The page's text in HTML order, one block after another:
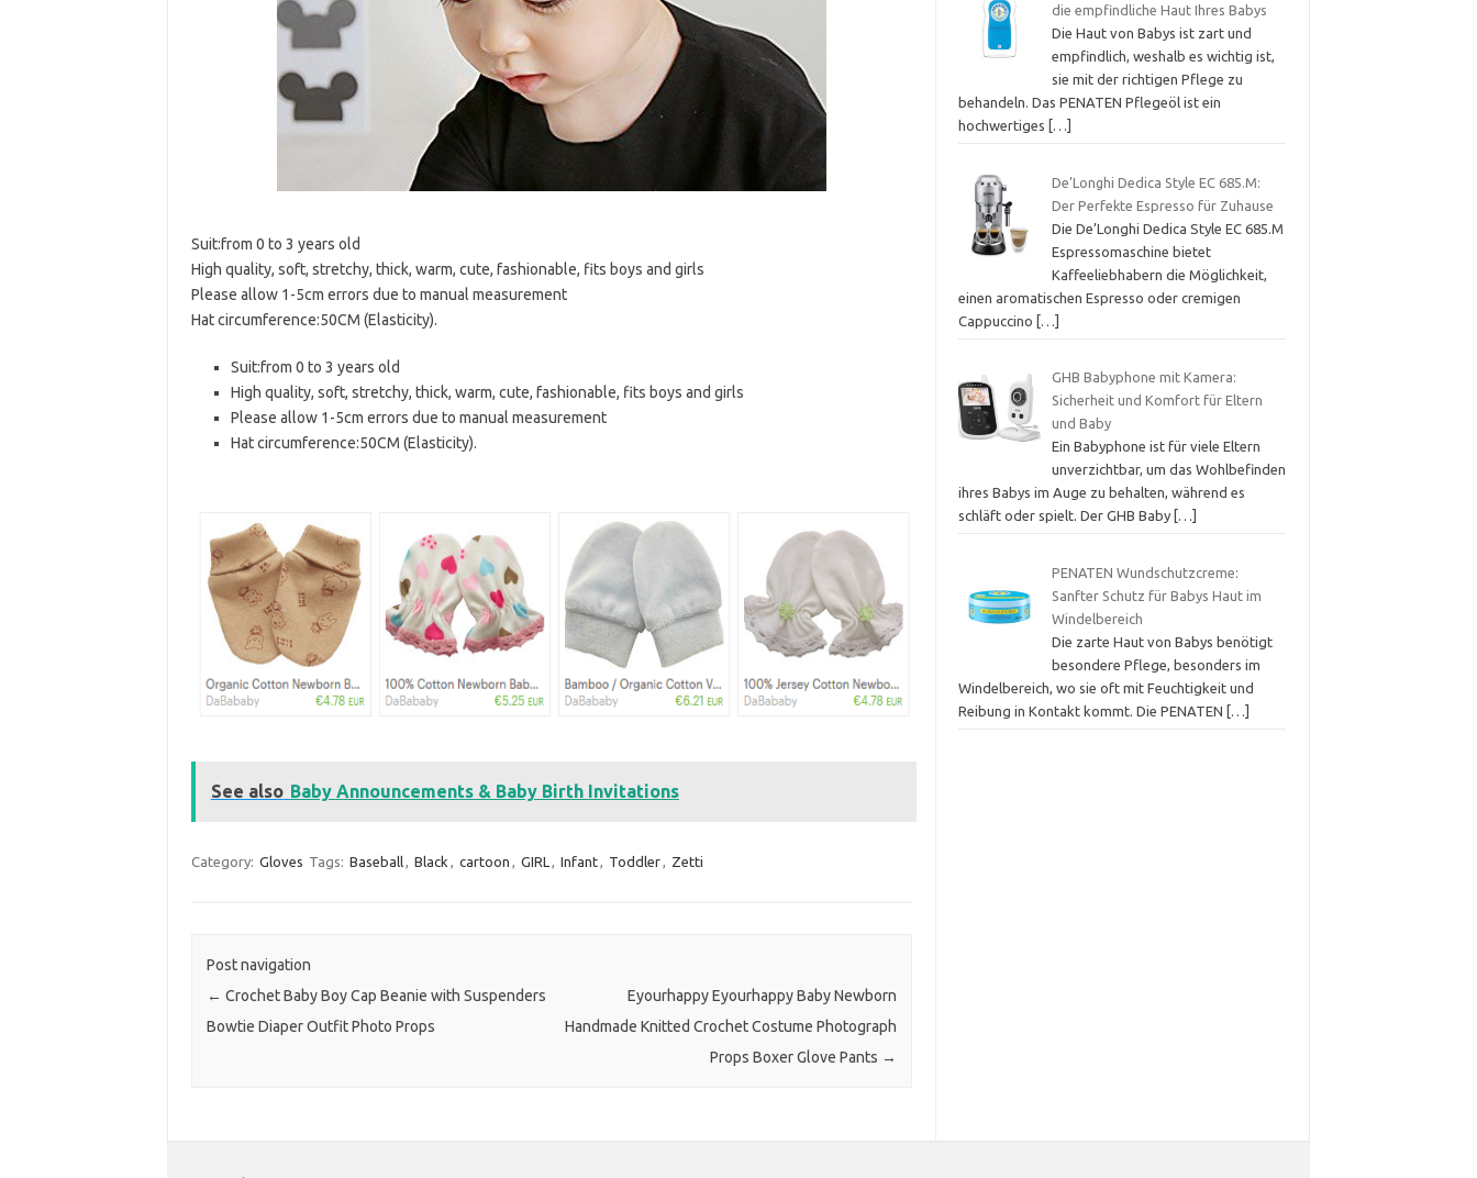
Suit:from 0 to 3 years old
High quality, soft, stretchy, thick, warm, cute, fashionable, fits boys and girls
Please allow 1-5cm errors due to manual measurement
Hat circumference:50CM (Elasticity).
Suit:from 0 to 3 years old
High quality, soft, stretchy, thick, warm, cute, fashionable, fits boys and girls
Please allow 1-5cm errors due to manual measurement
Hat circumference:50CM (Elasticity).
See also Baby Announcements & Baby Birth Invitations
Category: Gloves Tags: Baseball, Black , cartoon , GIRL , Infant, Toddler, Zetti
Post navigation
← Crochet Baby Boy Cap Beanie with Suspenders
Bowtie Diaper Outfit Photo Props
Eyourhappy Eyourhappy Baby Newborn
Handmade Knitted Crochet Costume Photograph
Props Boxer Glove Pants →
die empfindliche Haut Ihres Babys
Die Haut von Babys ist zart und
empfindlich, weshalb es wichtig ist,
sie mit der richtigen Pflege zu
behandeln. Das PENATEN Pflegeöl ist ein
hochwertiges
[…]
De’Longhi Dedica Style EC 685.M:
Der Perfekte Espresso für Zuhause
Die De’Longhi Dedica Style EC 685.M
Espressomaschine bietet
Kaffeeliebhabern die Möglichkeit,
einen aromatischen Espresso oder cremigen
Cappuccino […]
GHB Babyphone mit Kamera:
Sicherheit und Komfort für Eltern
und Baby
Ein Babyphone ist für viele Eltern
unverzichtbar, um das Wohlbefinden
ihres Babys im Auge zu behalten, während es
schläft oder spielt. Der GHB Baby […]
PENATEN Wundschutzcreme:
Sanfter Schutz für Babys Haut im
Windelbereich
Die zarte Haut von Babys benötigt
besondere Pflege, besonders im
Windelbereich, wo sie oft mit Feuchtigkeit und
Reibung in Kontakt kommt. Die PENATEN […]